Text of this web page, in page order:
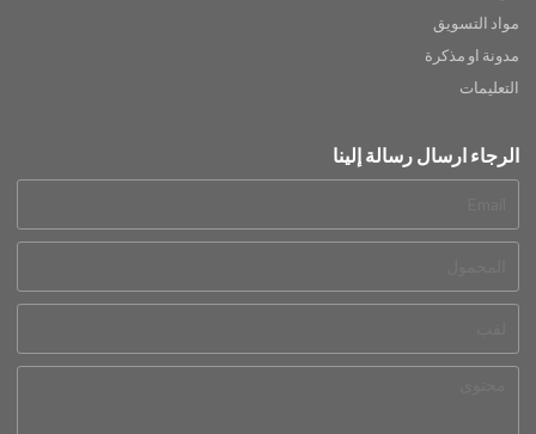
مواد التسويق
مدونة او مذكرة
التعليمات
الرجاء ارسال رسالة إلينا